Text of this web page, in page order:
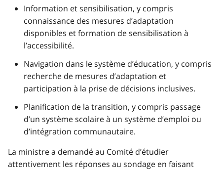
Information et sensibilisation, y compris
connaissance des mesures d’adaptation
disponibles et formation de sensibilisation à
l’accessibilité.
Navigation dans le système d’éducation, y compris
recherche de mesures d’adaptation et
participation à la prise de décisions inclusives.
Planification de la transition, y compris passage
d’un système scolaire à un système d’emploi ou
d’intégration communautaire.
La ministre a demandé au Comité d’étudier
attentivement les réponses au sondage en faisant